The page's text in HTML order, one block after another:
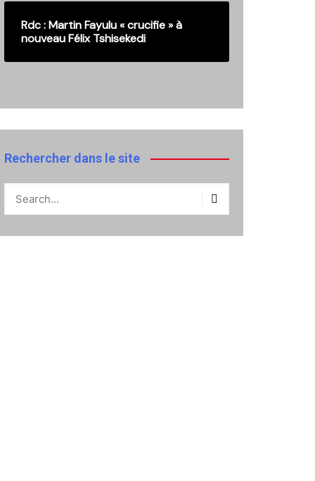
Rdc : Martin Fayulu « crucifie » à
nouveau Félix Tshisekedi
Rechercher dans le site